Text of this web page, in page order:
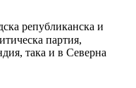
републиканска и
партия,
така и в Северна